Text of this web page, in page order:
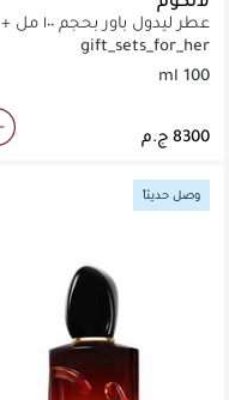
عطر ليدول باور بحجم ١٠٠ مل +
مجموعة عينات صغيرة هدية
gift_sets_for_her
100 ml
وصل حديثاً